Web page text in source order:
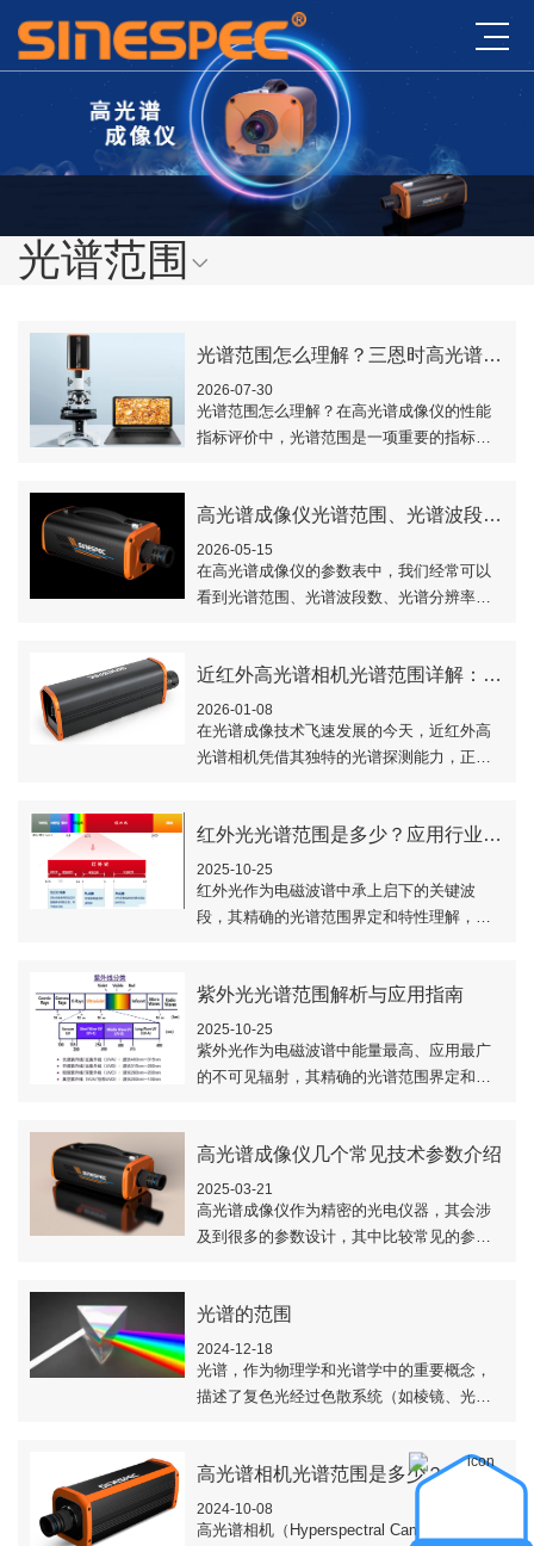
光谱范围
光谱范围怎么理解？三恩时高光谱成像仪光谱范围是多少nm？
2026-07-30
光谱范围怎么理解？在高光谱成像仪的性能
指标评价中，光谱范围是一项重要的指标，
像仪光谱..
高光谱成像仪光谱范围、光谱波段数、光谱分辨率怎么理解？
2026-05-15
在高光谱成像仪的参数表中，我们经常可以
看到光谱范围、光谱波段数、光谱分辨率这
光谱成像..
近红外高光谱相机光谱范围详解：900-1700nm
2026-01-08
在光谱成像技术飞速发展的今天，近红外高
光谱相机凭借其独特的光谱探测能力，正成
红外光光谱范围是多少？应用行业有哪些？
2025-10-25
​红外光作为电磁波谱中承上启下的关键波
段，其精确的光谱范围界定和特性理解，对
围与应用..
紫外光光谱范围解析与应用指南
2025-10-25
紫外光作为电磁波谱中能量最高、应用最广
的不可见辐射，其精确的光谱范围界定和特
范围与..
高光谱成像仪几个常见技术参数介绍
2025-03-21
高光谱成像仪​作为精密的光电仪器，其会涉
及到很多的参数设计，其中比较常见的参数
家并不..
光谱的范围
2024-12-18
光谱，作为物理学和光谱学中的重要概念，
描述了复色光经过色散系统（如棱镜、光栅
率大小依次排列的图案。光谱不仅揭示了光
的色彩..
高光谱相机光谱范围是多少？
2024-10-08
高光谱相机（Hyperspectral Camera）的光